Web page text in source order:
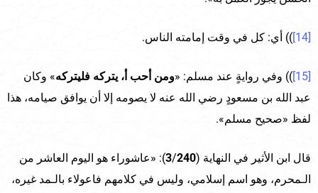
[14] )) أي: كل في وقت إمامته الناس.
[15] )) وفي روايةٍ عند مسلم: «ومن أحب أ، يتركه فليتركه» وكان
عبد الله بن مسعودٍ رضي الله عنه لا يصومه إلا أن يوافق صيامه، هذا
لفظ «صحيح مسلم».
قال ابن الأثير في النهاية ( 3/240
): «عاشوراء هو اليوم العاشر من
الـمحرم، وهو اسم إسلامي، وليس في كلامهم فاعولاء بالـمد غيره،